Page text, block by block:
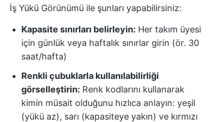
İş Yükü Görünümü ile şunları yapabilirsiniz:
Kapasite sınırları belirleyin: Her takım üyesi
için günlük veya haftalık sınırlar girin (ör. 30
saat/hafta)
Renkli çubuklarla kullanılabilirliği
görselleştirin: Renk kodlarını kullanarak
kimin müsait olduğunu hızlıca anlayın: yeşil
(yükü az), sarı (kapasiteye yakın) ve kırmızı